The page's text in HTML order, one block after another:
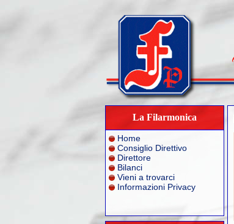
La Filarmonica
Home
Consiglio Direttivo
Direttore
Bilanci
Vieni a trovarci
Informazioni Privacy